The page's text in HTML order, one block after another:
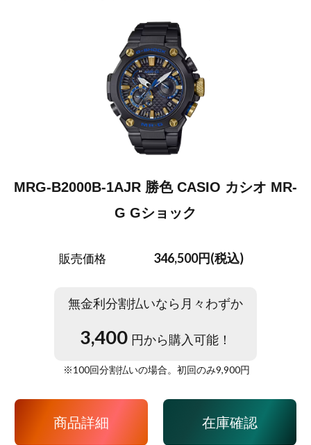
MRG-B2000B-1AJR 勝色 CASIO カシオ MR-
G Gショック
販売価格 346,500円(税込)
無金利分割払いなら月々わずか
3,400 円から購入可能！
※100回分割払いの場合。初回のみ9,900円
商品詳細 在庫確認